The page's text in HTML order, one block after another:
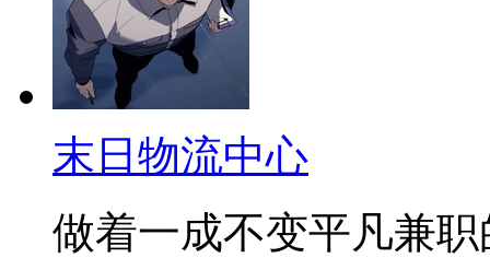
末日物流中心
做着一成不变平凡兼职